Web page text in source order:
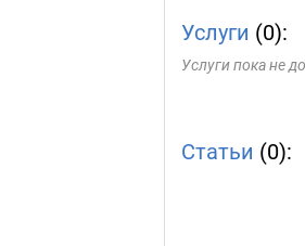
Услуги (0):
Услуги пока не
Статьи (0):